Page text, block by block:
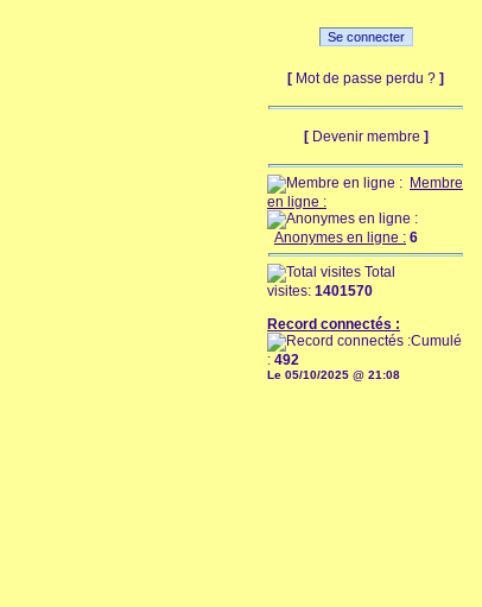
[ Mot de passe perdu ? ]
[ Devenir membre ]
Membre
en ligne :
Anonymes en ligne : 6
Total
visites: 1401570
Record connectés :
Cumulé
: 492
Le 05/10/2025 @ 21:08